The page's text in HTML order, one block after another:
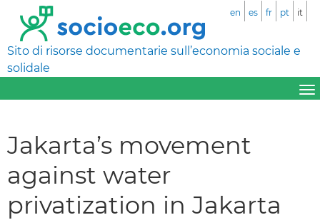
Sito di risorse documentarie sull’economia sociale e
solidale
en es fr pt it
Jakarta’s movement
against water
privatization in Jakarta